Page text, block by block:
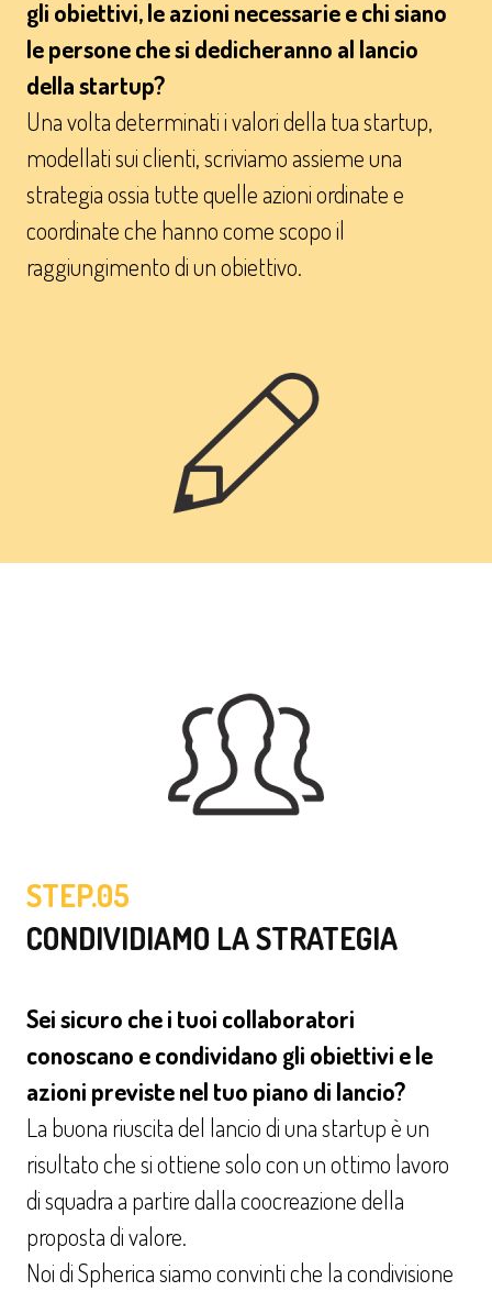
gli obiettivi, le azioni necessarie e chi siano
le persone che si dedicheranno al lancio
della startup?
Una volta determinati i valori della tua startup,
modellati sui clienti, scriviamo assieme una
strategia ossia tutte quelle azioni ordinate e
coordinate che hanno come scopo il
raggiungimento di un obiettivo.
STEP.05
CONDIVIDIAMO LA STRATEGIA
Sei sicuro che i tuoi collaboratori
conoscano e condividano gli obiettivi e le
azioni previste nel tuo piano di lancio?
La buona riuscita del lancio di una startup è un
risultato che si ottiene solo con un ottimo lavoro
di squadra a partire dalla coocreazione della
proposta di valore.
Noi di Spherica siamo convinti che la condivisione